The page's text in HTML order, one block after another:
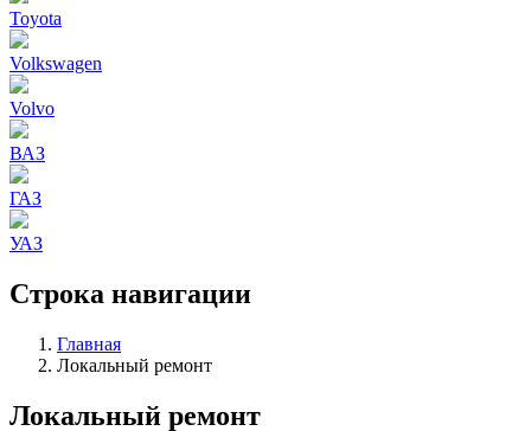
Toyota
Volkswagen
Volvo
ВАЗ
ГАЗ
УАЗ
Строка навигации
Главная
Локальный ремонт
Локальный ремонт